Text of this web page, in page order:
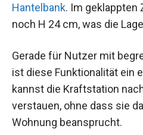
Hantelbank. Im geklappten
noch H 24 cm, was die
Gerade für Nutzer mit
ist diese Funktionalität ein
kannst die Kraftstation
verstauen, ohne dass sie
Wohnung beansprucht.